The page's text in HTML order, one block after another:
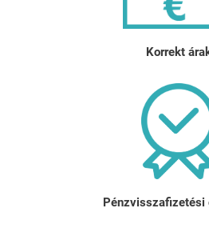
Korrekt
Pénzvisszafizetési